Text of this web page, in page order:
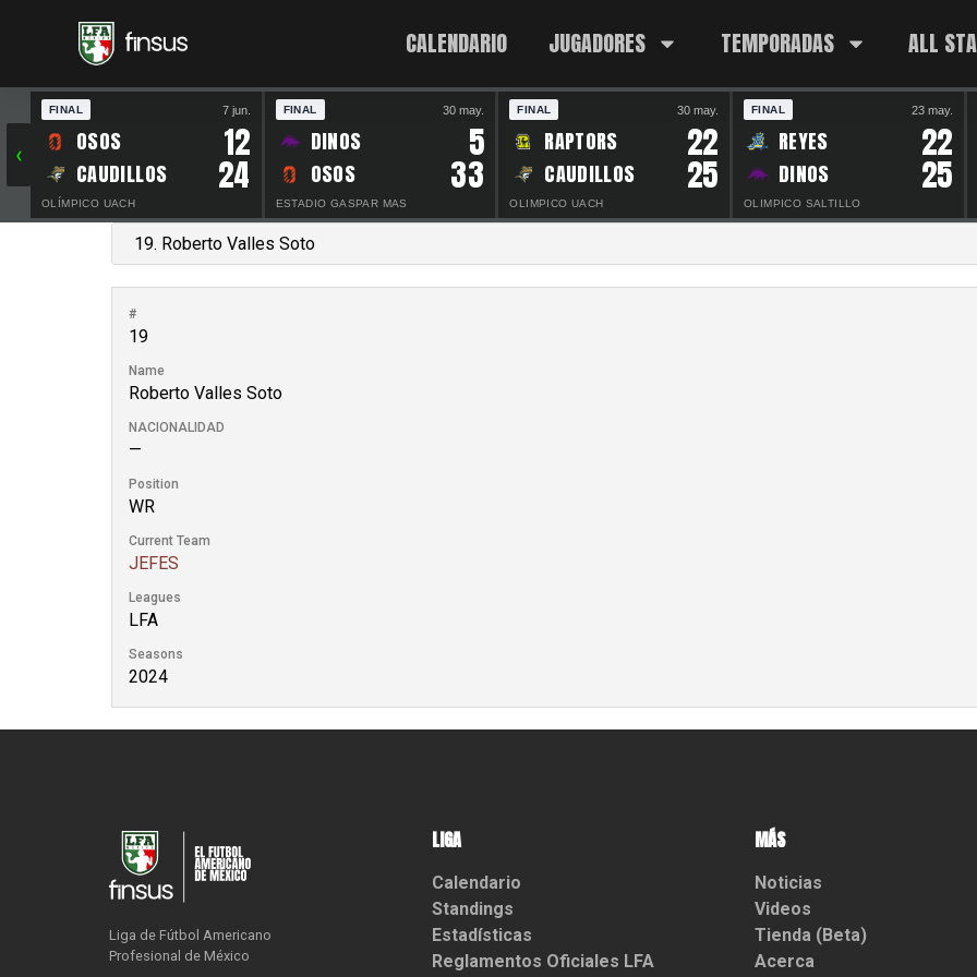
CALENDARIO JUGADORES TEMPORADAS ALL
‹
FINAL 7 jun.
OSOS 12
CAUDILLOS 24
OLÍMPICO UACH
FINAL 30 may.
DINOS 5
OSOS 33
ESTADIO GASPAR MAS
FINAL 30 may.
RAPTORS 22
CAUDILLOS 25
OLIMPICO UACH
FINAL 23 may.
REYES 22
DINOS 25
OLIMPICO SALTILLO
#
19
Name
Roberto Valles Soto
NACIONALIDAD
—
Position
WR
Current Team
JEFES
Leagues
LFA
Seasons
2024
Liga de Fútbol Americano
Profesional de México
LIGA
Calendario
Standings
Estadísticas
Reglamentos Oficiales LFA
MÁS
Noticias
Videos
Tienda (Beta)
Acerca